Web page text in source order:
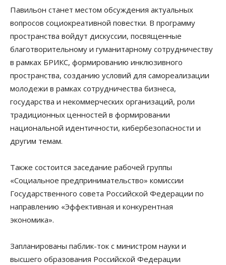
Павильон станет местом обсуждения актуальных
вопросов социокреативной повестки. В программу
пространства войдут дискуссии, посвященные
благотворительному и гуманитарному сотрудничеству
в рамках БРИКС, формированию инклюзивного
пространства, созданию условий для самореализации
молодежи в рамках сотрудничества бизнеса,
государства и некоммерческих организаций, роли
традиционных ценностей в формировании
национальной идентичности, кибербезопасности и
другим темам.
Также состоится заседание рабочей группы
«Социальное предпринимательство» комиссии
Государственного совета Российской Федерации по
направлению «Эффективная и конкурентная
экономика».
Запланированы паблик-ток с министром науки и
высшего образования Российской Федерации